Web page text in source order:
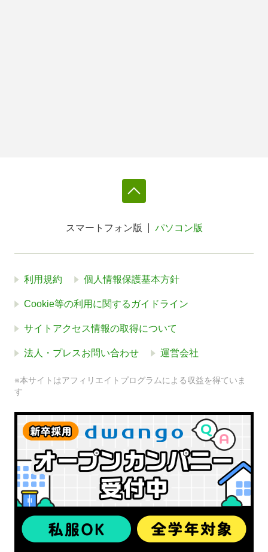
スマートフォン版 パソコン版
利用規約 個人情報保護基本方針
Cookie等の利用に関するガイドライン
サイトアクセス情報の取得について
法人・プレスお問い合わせ 運営会社
※本サイトはアフィリエイトプログラムによる収益を得ていま
す